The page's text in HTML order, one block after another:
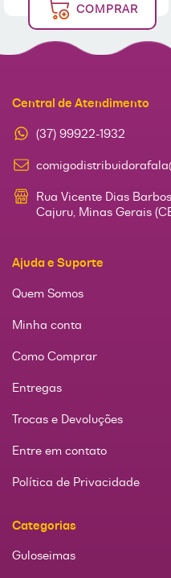
COMPRAR
Central de Atendimento
(37) 99922-1932
Rua Vicente Dias
Cajuru, Minas Gerais
Ajuda e Suporte
Quem Somos
Minha conta
Como Comprar
Entregas
Trocas e Devoluções
Entre em contato
Política de Privacidade
Categorias
Guloseimas